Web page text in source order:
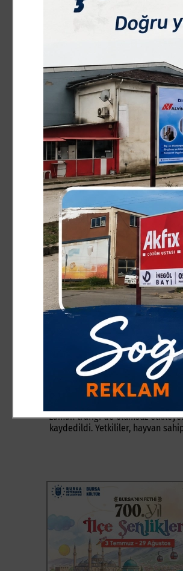
ASAYİŞ 6.06.2025 11:47:58
Paylas
Bursa’nın İnegöl ilçesinde her
kaçan kurbanlık hayvanlar,
İnegöl’ün Akıncılar ve
zaman trafiği de olumsuz
kaydedildi. Yetkililer, hayvan